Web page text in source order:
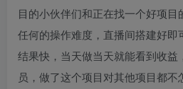
目的小伙伴们和正在找一个好项
任何的操作难度，直播间搭建好即
结果快，当天做当天就能看到收益
员，做了这个项目对其他项目都